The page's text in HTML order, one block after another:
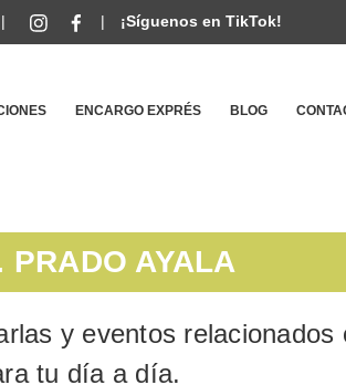
| ¡Síguenos en TikTok!
ENCARGO EXPRÉS BLOG
PRADO AYALA
y eventos relacionados
tu día a día.